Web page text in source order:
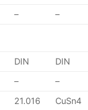
– –
DIN
DIN
–
–
21.016
CuSn4